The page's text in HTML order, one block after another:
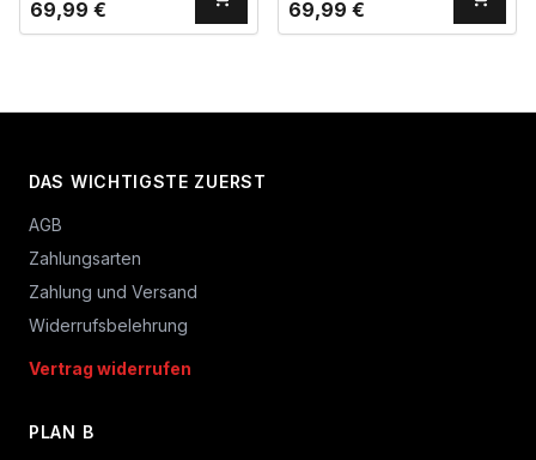
69,99 € 69,99 €
DAS WICHTIGSTE ZUERST
AGB
Zahlungsarten
Zahlung und Versand
Widerrufsbelehrung
Vertrag widerrufen
PLAN B